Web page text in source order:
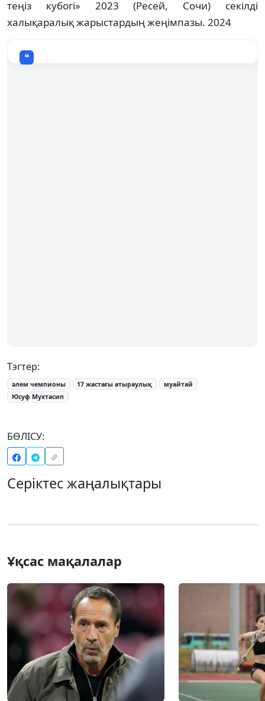
теңіз кубогі» 2023 (Ресей, Сочи) секілді
халықаралық жарыстардың жеңімпазы. 2024
Тэгтер:
әлем чемпионы 17 жастағы атыраулық
муайтай
Юсуф Мухтасип
БӨЛІСУ:
Серіктес жаңалықтары
Ұқсас мақалалар